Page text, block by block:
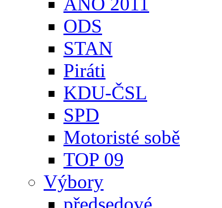
ODS
STAN
Piráti
KDU-ČSL
SPD
Motoristé sobě
TOP 09
Výbory
předsedové